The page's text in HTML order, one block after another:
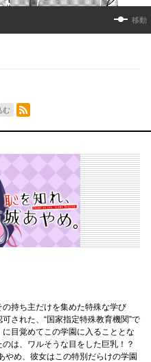
移動
む
RSSフィード
の持ち主だけを集めた特殊な学び
された、“国家指定特殊教育機関”で
目覚めてこの学園に入ることとな
は、ワルそうな目をした巨乳！？
、彼女はこの特別だらけの学園